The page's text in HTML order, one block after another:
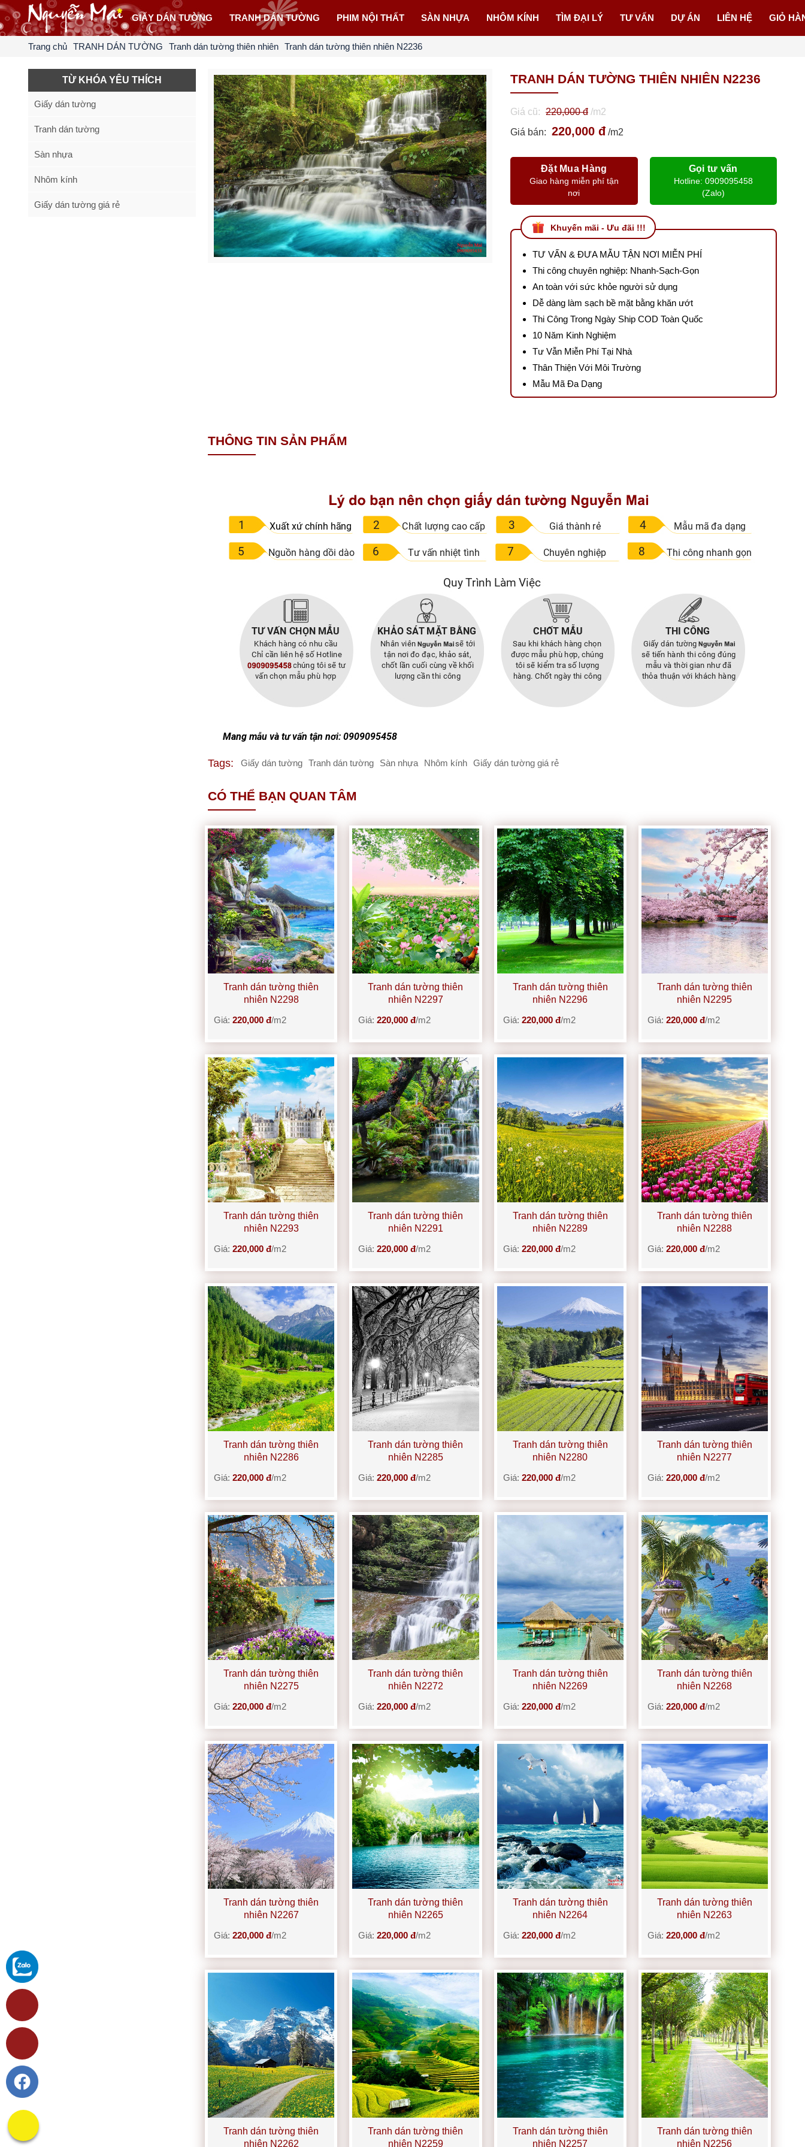
GIẤY DÁN TƯỜNG TRANH DÁN TƯỜNG PHIM NỘI THẤT SÀN NHỰA NHÔM KÍNH TÌM ĐẠI LÝ TƯ VẤN DỰ ÁN LIÊN HỆ GIỎ
Trang chủ TRANH DÁN TƯỜNG Tranh dán tường thiên nhiên Tranh dán tường thiên nhiên N2236
TỪ KHÓA YÊU THÍCH
Giấy dán tường
Tranh dán tường
Sàn nhựa
Nhôm kính
Giấy dán tường giá rẻ
TRANH DÁN TƯỜNG THIÊN NHIÊN N2236
Giá cũ: 220,000 đ /m2
Giá bán: 220,000 đ /m2
Đặt Mua Hàng
Giao hàng miễn phí tận
nơi
Gọi tư vấn
Hotline: 0909095458
(Zalo)
Khuyến mãi - Ưu đãi !!!
TƯ VẤN & ĐƯA MẪU TẬN NƠI MIỄN PHÍ
Thi công chuyên nghiệp: Nhanh-Sạch-Gọn
An toàn với sức khỏe người sử dụng
Dễ dàng làm sạch bề mặt bằng khăn ướt
Thi Công Trong Ngày Ship COD Toàn Quốc
10 Năm Kinh Nghiệm
Tư Vẫn Miễn Phí Tại Nhà
Thân Thiện Với Môi Trường
Mẫu Mã Đa Dạng
THÔNG TIN SẢN PHẨM
Mang mẫu và tư vấn tận nơi: 0909095458
Tags: Giấy dán tường Tranh dán tường Sàn nhựa Nhôm kính Giấy dán tường giá rẻ
CÓ THỂ BẠN QUAN TÂM
Tranh dán tường thiên
nhiên N2298
Giá: 220,000 đ/m2
Tranh dán tường thiên
nhiên N2297
Giá:220,000 đ/m2
Tranh dán tường thiên
nhiên N2296
Giá: 220,000 đ/m2
Tranh dán tường thiên
nhiên N2295
Giá: 220,000 đ/m2
Tranh dán tường thiên
nhiên N2293
Giá: 220,000 đ/m2
Tranh dán tường thiên
nhiên N2291
Giá:220,000 đ/m2
Tranh dán tường thiên
nhiên N2289
Giá: 220,000 đ/m2
Tranh dán tường thiên
nhiên N2288
Giá: 220,000 đ/m2
Tranh dán tường thiên
nhiên N2286
Giá: 220,000 đ/m2
Tranh dán tường thiên
nhiên N2285
Giá:220,000 đ/m2
Tranh dán tường thiên
nhiên N2280
Giá: 220,000 đ/m2
Tranh dán tường thiên
nhiên N2277
Giá: 220,000 đ/m2
Tranh dán tường thiên
nhiên N2275
Giá: 220,000 đ/m2
Tranh dán tường thiên
nhiên N2272
Giá:220,000 đ/m2
Tranh dán tường thiên
nhiên N2269
Giá: 220,000 đ/m2
Tranh dán tường thiên
nhiên N2268
Giá: 220,000 đ/m2
Tranh dán tường thiên
nhiên N2267
Giá: 220,000 đ/m2
Tranh dán tường thiên
nhiên N2265
Giá:220,000 đ/m2
Tranh dán tường thiên
nhiên N2264
Giá: 220,000 đ/m2
Tranh dán tường thiên
nhiên N2263
Giá: 220,000 đ/m2
Tranh dán tường thiên
nhiên N2262
Tranh dán tường thiên
nhiên N2259
Tranh dán tường thiên
nhiên N2257
Tranh dán tường thiên
nhiên N2256